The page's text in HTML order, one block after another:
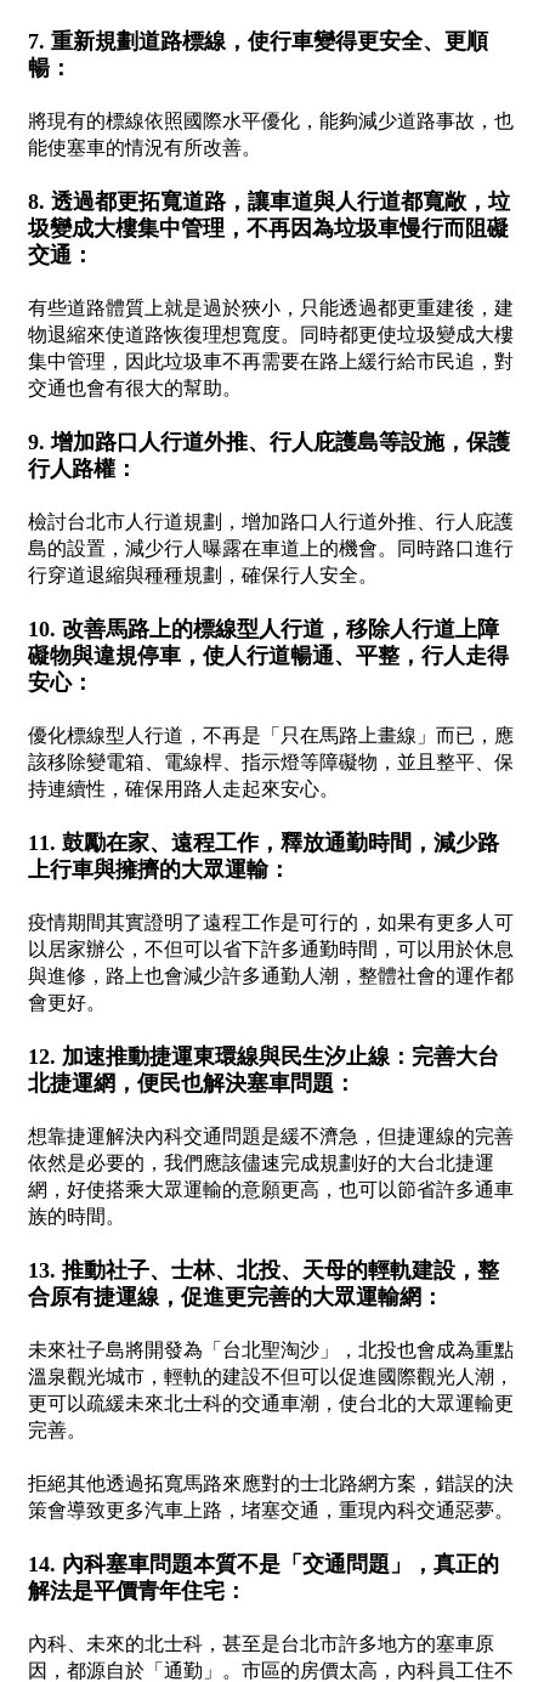
7. 重新規劃道路標線，使行車變得更安全、更順
暢：
將現有的標線依照國際水平優化，能夠減少道路事故，也
能使塞車的情況有所改善。
8. 透過都更拓寬道路，讓車道與人行道都寬敞，垃
圾變成大樓集中管理，不再因為垃圾車慢行而阻礙
交通：
有些道路體質上就是過於狹小，只能透過都更重建後，建
物退縮來使道路恢復理想寬度。同時都更使垃圾變成大樓
集中管理，因此垃圾車不再需要在路上緩行給市民追，對
交通也會有很大的幫助。
9. 增加路口人行道外推、行人庇護島等設施，保護
行人路權：
檢討台北市人行道規劃，增加路口人行道外推、行人庇護
島的設置，減少行人曝露在車道上的機會。同時路口進行
行穿道退縮與種種規劃，確保行人安全。
10. 改善馬路上的標線型人行道，移除人行道上障
礙物與違規停車，使人行道暢通、平整，行人走得
安心：
優化標線型人行道，不再是「只在馬路上畫線」而已，應
該移除變電箱、電線桿、指示燈等障礙物，並且整平、保
持連續性，確保用路人走起來安心。
11. 鼓勵在家、遠程工作，釋放通勤時間，減少路
上行車與擁擠的大眾運輸：
疫情期間其實證明了遠程工作是可行的，如果有更多人可
以居家辦公，不但可以省下許多通勤時間，可以用於休息
與進修，路上也會減少許多通勤人潮，整體社會的運作都
會更好。
12. 加速推動捷運東環線與民生汐止線：完善大台
北捷運網，便民也解決塞車問題：
想靠捷運解決內科交通問題是緩不濟急，但捷運線的完善
依然是必要的，我們應該儘速完成規劃好的大台北捷運
網，好使搭乘大眾運輸的意願更高，也可以節省許多通車
族的時間。
13. 推動社子、士林、北投、天母的輕軌建設，整
合原有捷運線，促進更完善的大眾運輸網：
未來社子島將開發為「台北聖淘沙」，北投也會成為重點
溫泉觀光城市，輕軌的建設不但可以促進國際觀光人潮，
更可以疏緩未來北士科的交通車潮，使台北的大眾運輸更
完善。
拒絕其他透過拓寬馬路來應對的士北路網方案，錯誤的決
策會導致更多汽車上路，堵塞交通，重現內科交通惡夢。
14. 內科塞車問題本質不是「交通問題」，真正的
解法是平價青年住宅：
內科、未來的北士科，甚至是台北市許多地方的塞車原
因，都源自於「通勤」。市區的房價太高，內科員工住不